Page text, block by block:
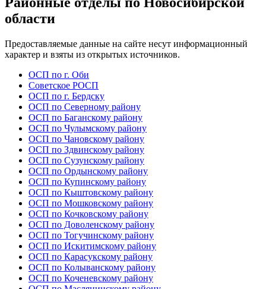
области
Предоставляемые данные на сайте несут информационный
характер и взяты из открытых источников.
ОСП по г. Оби
Советское РОСП
ОСП по г. Бердску
ОСП по Северному району
ОСП по Баганскому району
ОСП по Чулымскому району
ОСП по Чановскому району
ОСП по Здвинскому району
ОСП по Сузунскому району
ОСП по Ордынскому району
ОСП по Купинскому району
ОСП по Кыштовскому району
ОСП по Мошковскому району
ОСП по Кочковскому району
ОСП по Доволенскому району
ОСП по Тогучинскому району
ОСП по Искитимскому району
ОСП по Карасукскому району
ОСП по Колыванскому району
ОСП по Коченевскому району